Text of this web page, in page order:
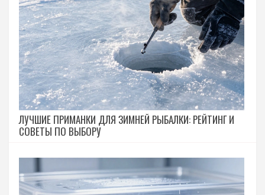
ЛУЧШИЕ ПРИМАНКИ ДЛЯ ЗИМНЕЙ РЫБАЛКИ: РЕЙТИНГ И
СОВЕТЫ ПО ВЫБОРУ